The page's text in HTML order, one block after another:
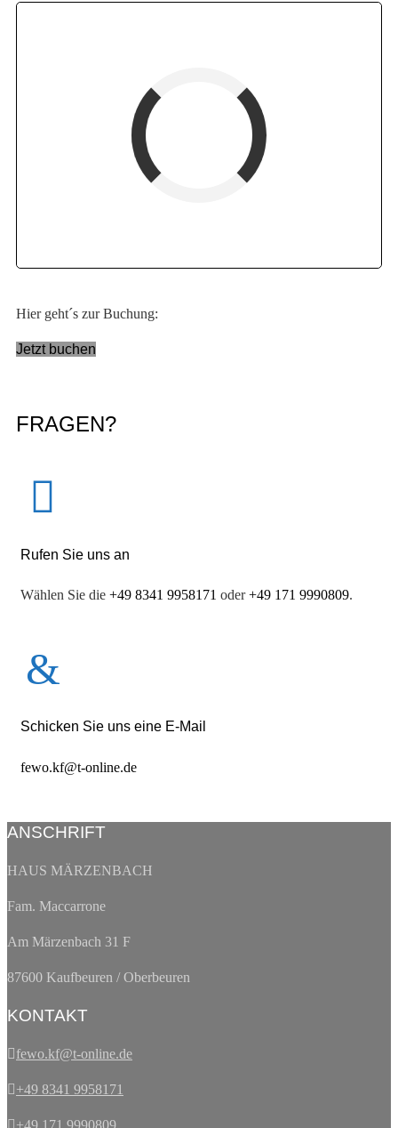
verfügbar (Anreise)
Hier geht´s zur Buchung:
Jetzt buchen
FRAGEN?
Rufen Sie uns an
Wählen Sie die +49 8341 9958171 oder+49 171 9990809.
Schicken Sie uns eine E-Mail
fewo.kf@t-online.de
ANSCHRIFT
HAUS MÄRZENBACH
Fam. Maccarrone
Am Märzenbach 31 F
87600 Kaufbeuren / Oberbeuren
KONTAKT
fewo.kf@t-online.de
+49 8341 9958171
+49 171 9990809